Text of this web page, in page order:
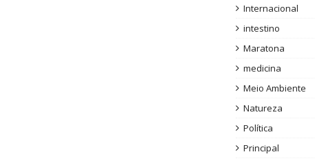
Internacional
intestino
Maratona
medicina
Meio Ambiente
Natureza
Política
Principal